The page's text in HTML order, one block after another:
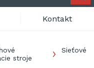
Kontakt
stroje
Sieťové